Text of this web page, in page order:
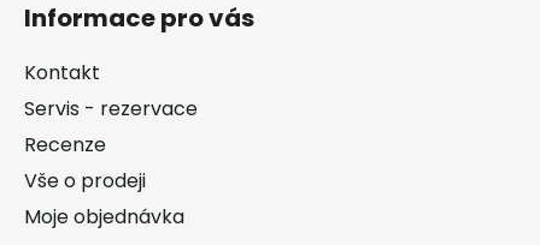
Informace pro vás
Kontakt
Servis - rezervace
Recenze
Vše o prodeji
Moje objednávka